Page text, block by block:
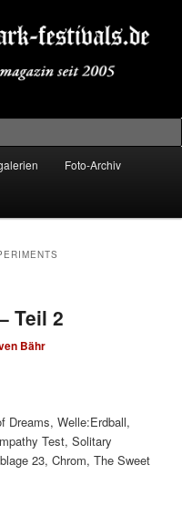
Foto-Archiv
Teil 2
Bähr
Dreams, Welle:Erdball,
Test, Solitary
23, Chrom, The Sweet